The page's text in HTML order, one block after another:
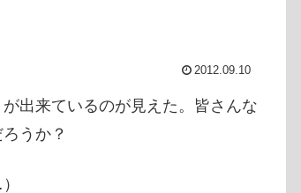
2012.09.10
出来ているのが見えた。皆さんな
うか？